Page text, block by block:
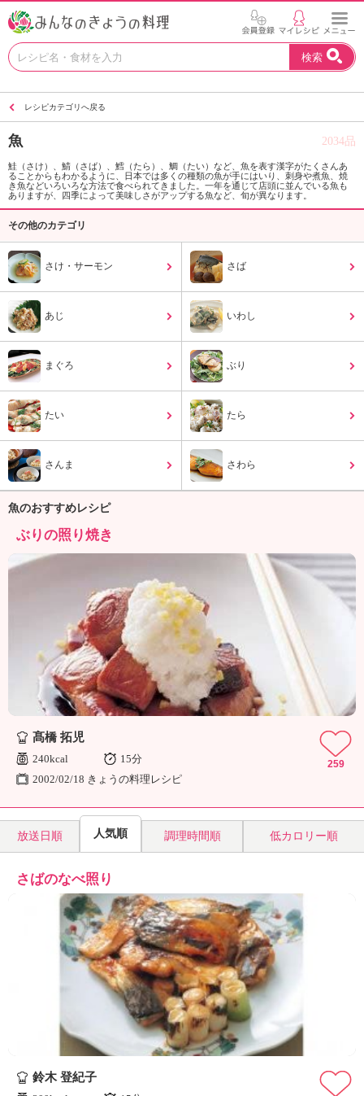
お
い
を
見
つ
け
。
K
ュ
シ
ル
の
ょ
う
の
料
」
検索
レシピカテゴリへ戻る
魚 2034品
鮭（さけ）、鯖（さば）、鱈（たら）、鯛（たい）など、魚を表す漢字がたくさんあ
ることからもわかるように、日本では多くの種類の魚が手にはいり、刺身や煮魚、焼
き魚などいろいろな方法で食べられてきました。一年を通じて店頭に並んでいる魚も
ありますが、四季によって美味しさがアップする魚など、旬が異なります。
その他のカテゴリ
さけ・サーモン さば
あじ いわし
まぐろ ぶり
たい たら
さんま さわら
魚のおすすめレシピ
ぶりの照り焼き
髙橋 拓児
240kcal
15分
2002/02/18 きょうの料理レシピ
259
放送日順 人気順 調理時間順 低カロリー順
さばのなべ照り
鈴木 登紀子